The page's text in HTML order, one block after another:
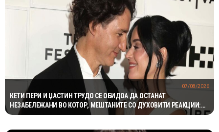
КЕТИ ПЕРИ И ЏАСТИН ТРУДО СЕ ОБИДОА ДА ОСТАНАТ
НЕЗАБЕЛЕЖАНИ ВО КОТОР, МЕШТАНИТЕ СО ДУХОВИТИ РЕАКЦИИ:
„НИКОЈ НЕ БИ ГИ ПРЕПОЗНАЛ“
07/08/2026